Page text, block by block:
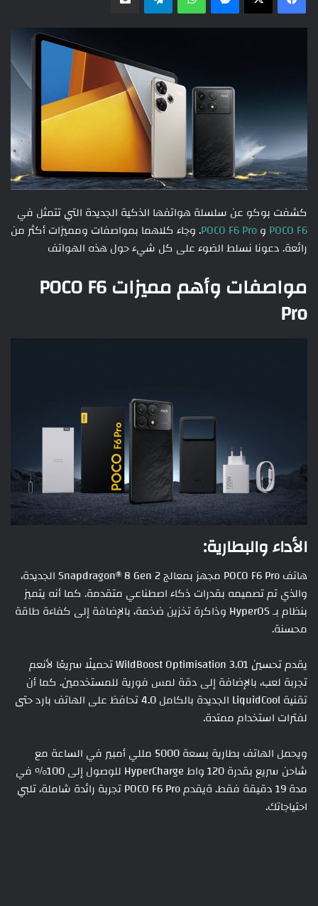
كشفت بوكو عن سلسلة هواتفها الذكية الجديدة التي تتمثل في
POCO F6 وPOCO F6 Pro. وجاء كلاهما بمواصفات ومميزات أكثر من
رائعة. دعونا نسلط الضوء على كل شيء حول هذه الهواتف
مواصفات وأهم مميزات POCO F6
Pro
الأداء والبطارية:
هاتف POCO F6 Pro مجهز بمعالج Snapdragon® 8 Gen 2 الجديدة،
والذي تم تصميمه بقدرات ذكاء اصطناعي متقدمة. كما أنه يتميز
بنظام بـ HyperOS وذاكرة تخزين ضخمة، بالإضافة إلى كفاءة طاقة
محسنة.
يقدم تحسين WildBoost Optimisation 3.01 تحميلًا سريعًا لأنعم
تجربة لعب، بالإضافة إلى دقة لمس فورية للمستخدمين. كما أن
تقنية LiquidCool الجديدة بالكامل 4.0 تحافظ على الهاتف بارد حتى
لفترات استخدام ممتدة.
ويحمل الهاتف بطارية بسعة 5000 مللي أمبير في الساعة مع
شاحن سريع بقدرة 120 واط HyperCharge للوصول إلى 100٪ في
مدة 19 دقيقة فقط. ةيقدم POCO F6 Pro تجربة رائدة شاملة، تلبي
احتياجاتك.